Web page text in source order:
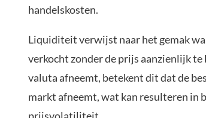
handelskosten.
Liquiditeit verwijst naar het gemak
verkocht zonder de prijs aanzienlijk
valuta afneemt, betekent dit dat de
markt afneemt, wat kan resulteren in